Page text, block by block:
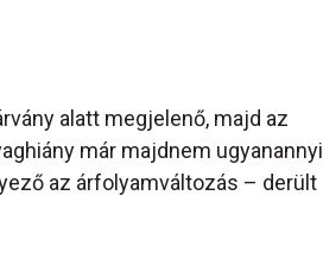
alatt megjelenő, majd az
már majdnem ugyanannyi
az árfolyamváltozás – derült